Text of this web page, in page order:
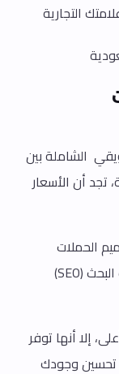
التجارية
الشاملة بين
تجد أن الأسعار
الحملات
التسويقية، إدارة الإعلانات، وتحسين محركات البحث (SEO)
إلا أنها توفر
تحسين وجودك